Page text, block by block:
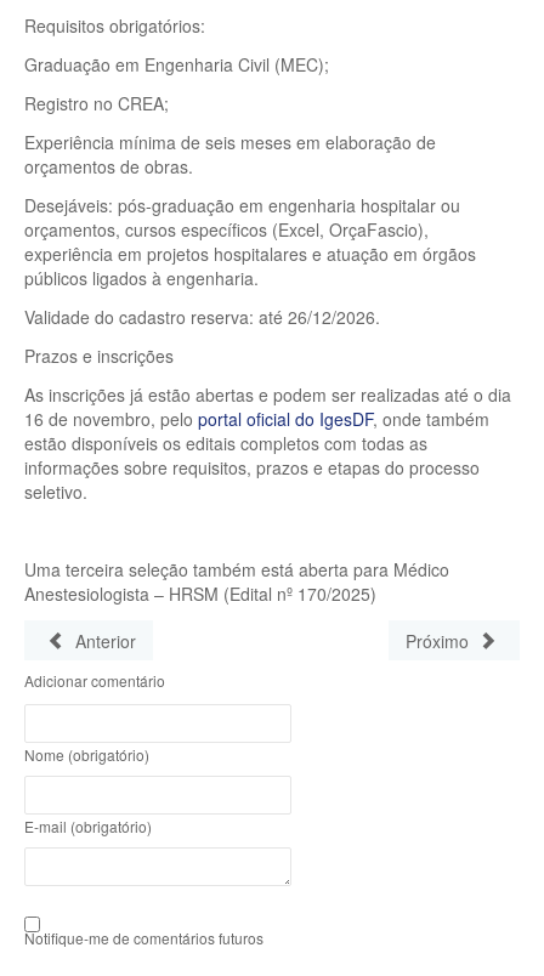
Requisitos obrigatórios:
Graduação em Engenharia Civil (MEC);
Registro no CREA;
Experiência mínima de seis meses em elaboração de
orçamentos de obras.
Desejáveis: pós-graduação em engenharia hospitalar ou
orçamentos, cursos específicos (Excel, OrçaFascio),
experiência em projetos hospitalares e atuação em órgãos
públicos ligados à engenharia.
Validade do cadastro reserva: até 26/12/2026.
Prazos e inscrições
As inscrições já estão abertas e podem ser realizadas até o dia
16 de novembro, pelo portal oficial do IgesDF, onde também
estão disponíveis os editais completos com todas as
informações sobre requisitos, prazos e etapas do processo
seletivo.
Uma terceira seleção também está aberta para Médico
Anestesiologista – HRSM (Edital nº 170/2025)
Anterior
Próximo
Adicionar comentário
Nome (obrigatório)
E-mail (obrigatório)
Notifique-me de comentários futuros